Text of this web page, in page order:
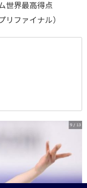
世界最高得点
リファイナル）